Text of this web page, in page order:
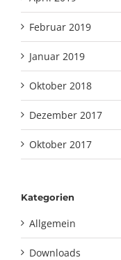
Februar 2019
Januar 2019
Oktober 2018
Dezember 2017
Oktober 2017
Kategorien
Allgemein
Downloads